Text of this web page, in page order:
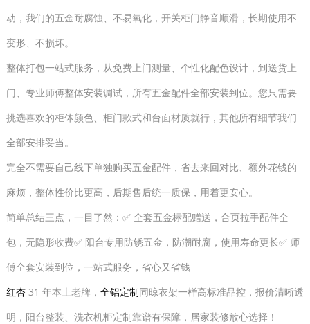
动，我们的五金耐腐蚀、不易氧化，开关柜门静音顺滑，长期使用不
变形、不损坏。
整体打包一站式服务，从免费上门测量、个性化配色设计，到送货上
门、专业师傅整体安装调试，所有五金配件全部安装到位。您只需要
挑选喜欢的柜体颜色、柜门款式和台面材质就行，其他所有细节我们
全部安排妥当。
完全不需要自己线下单独购买五金配件，省去来回对比、额外花钱的
麻烦，整体性价比更高，后期售后统一质保，用着更安心。
简单总结三点，一目了然：✅ 全套五金标配赠送，合页拉手配件全
包，无隐形收费✅ 阳台专用防锈五金，防潮耐腐，使用寿命更长✅ 师
傅全套安装到位，一站式服务，省心又省钱
红杏31 年本土老牌， 全铝定制同晾衣架一样高标准品控，报价清晰透
明，阳台整装、洗衣机柜定制靠谱有保障，居家装修放心选择！